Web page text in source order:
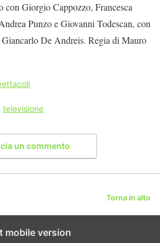
con Giorgio Cappozzo, Francesca
Punzo e Giovanni Todescan, con
De Andreis. Regia di Mauro
televisione
un commento
Torna in alto
mobile version